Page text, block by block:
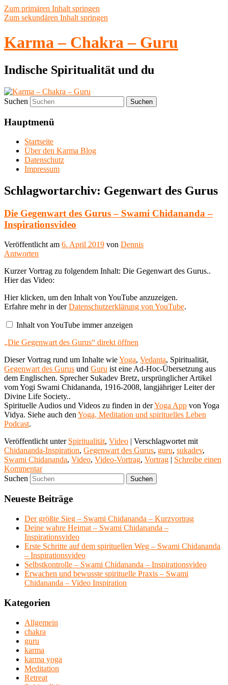
Zum primären Inhalt springen
Zum sekundären Inhalt springen
Karma – Chakra – Guru
Indische Spiritualität und du
Suchen
Hauptmenü
Startseite
Über den Karma Blog
Datenschutz
Impressum
Schlagwortarchiv: Gegenwart des Gurus
Die Gegenwart des Gurus – Swami Chidananda –
Inspirationsvideo
Veröffentlicht am 6. April 2019 von Dennis
Antworten
Kurzer Vortrag zu folgendem Inhalt: Die Gegenwart des Gurus..
Hier das Video:
„Die
Gegenwart
des
von
anzeigen
Hier klicken, um den Inhalt von YouTube anzuzeigen.
Erfahre mehr in derDatenschutzerklärung von YouTube.
Inhalt von YouTube immer anzeigen
„Die Gegenwart des Gurus“ direkt öffnen
Dieser Vortrag rund um Inhalte wieYoga, Vedanta, Spiritualität,
Gegenwart des Gurus und Guru ist eine Ad-Hoc-Übersetzung aus
dem Englischen. Sprecher Sukadev Bretz, ursprünglicher Artikel
vom Yogi Swami Chidananda, 1916-2008, langjähriger Leiter der
Divine Life Society..
Spirituelle Audios und Videos zu finden in derYoga App von Yoga
Vidya. Siehe auch den Yoga, Meditation und spirituelles Leben
Podcast.
Veröffentlicht unter Spiritualität, Video | Verschlagwortet mit
Chidananda-Inspiration, Gegenwart des Gurus, guru, sukadev,
Swami Chidananda, Video, Video-Vortrag, Vortrag | Schreibe einen
Kommentar
Suchen
Neueste Beiträge
Der größte Sieg – Swami Chidananda – Kurzvortrag
Deine wahre Heimat – Swami Chidananda –
Inspirationsvideo
Erste Schritte auf dem spirituellen Weg – Swami Chidananda
– Inspirationsvideo
Selbstkontrolle – Swami Chidananda – Inspirationsvideo
Erwachen und bewusste spirituelle Praxis – Swami
Chidananda – Video Inspiration
Kategorien
Allgemein
chakra
guru
karma
karma yoga
Meditation
Retreat